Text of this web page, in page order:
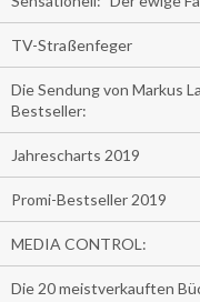
TV-Straßenfeger
Die Sendung von Markus
Bestseller:
Jahrescharts 2019
Promi-Bestseller 2019
MEDIA CONTROL:
Die 20 meistverkauften